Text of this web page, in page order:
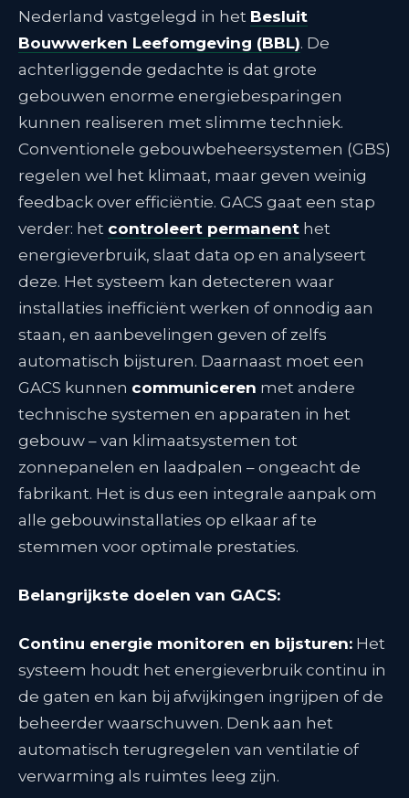
Nederland vastgelegd in het Besluit
Bouwwerken Leefomgeving (BBL). De
achterliggende gedachte is dat grote
gebouwen enorme energiebesparingen
kunnen realiseren met slimme techniek.
Conventionele gebouwbeheersystemen (GBS)
regelen wel het klimaat, maar geven weinig
feedback over efficiëntie. GACS gaat een stap
verder: het controleert permanent het
energieverbruik, slaat data op en analyseert
deze. Het systeem kan detecteren waar
installaties inefficiënt werken of onnodig aan
staan, en aanbevelingen geven of zelfs
automatisch bijsturen. Daarnaast moet een
GACS kunnen communiceren met andere
technische systemen en apparaten in het
gebouw – van klimaatsystemen tot
zonnepanelen en laadpalen – ongeacht de
fabrikant. Het is dus een integrale aanpak om
alle gebouwinstallaties op elkaar af te
stemmen voor optimale prestaties.
Belangrijkste doelen van GACS:
Continu energie monitoren en bijsturen: Het
systeem houdt het energieverbruik continu in
de gaten en kan bij afwijkingen ingrijpen of de
beheerder waarschuwen. Denk aan het
automatisch terugregelen van ventilatie of
verwarming als ruimtes leeg zijn.